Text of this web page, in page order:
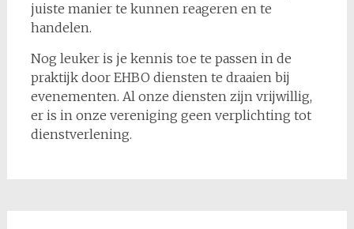
juiste manier te kunnen reageren en te
handelen.
Nog leuker is je kennis toe te passen in de
praktijk door EHBO diensten te draaien bij
evenementen. Al onze diensten zijn vrijwillig,
er is in onze vereniging geen verplichting tot
dienstverlening.